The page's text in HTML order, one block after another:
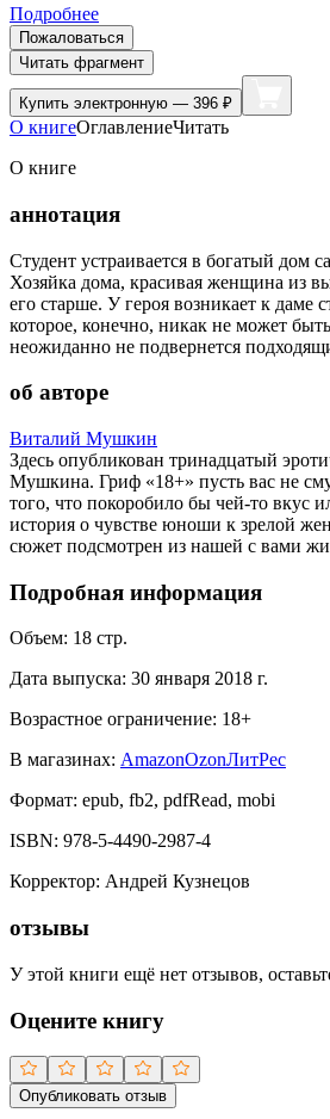
Подробнее
Пожаловаться
Читать фрагмент
Купить электронную — 396 ₽
О книгеОглавлениеЧитать
О книге
аннотация
Студент устраивается в богатый дом
Хозяйка дома, красивая женщина из
его старше. У героя возникает к даме
которое, конечно, никак не может
неожиданно не подвернется
об авторе
Виталий Мушкин
Здесь опубликован тринадцатый
Мушкина. Гриф «18+» пусть вас не
того, что покоробило бы чей-то вкус
история о чувстве юноши к зрелой
сюжет подсмотрен из нашей с вами
Подробная информация
Объем: 18 стр.
Дата выпуска: 30 января 2018 г.
Возрастное ограничение: 18+
В магазинах: AmazonOzonЛитРес
Формат: epub, fb2, pdfRead, mobi
ISBN: 978-5-4490-2987-4
Корректор: Андрей Кузнецов
отзывы
У этой книги ещё нет отзывов,
Оцените книгу
Опубликовать отзыв